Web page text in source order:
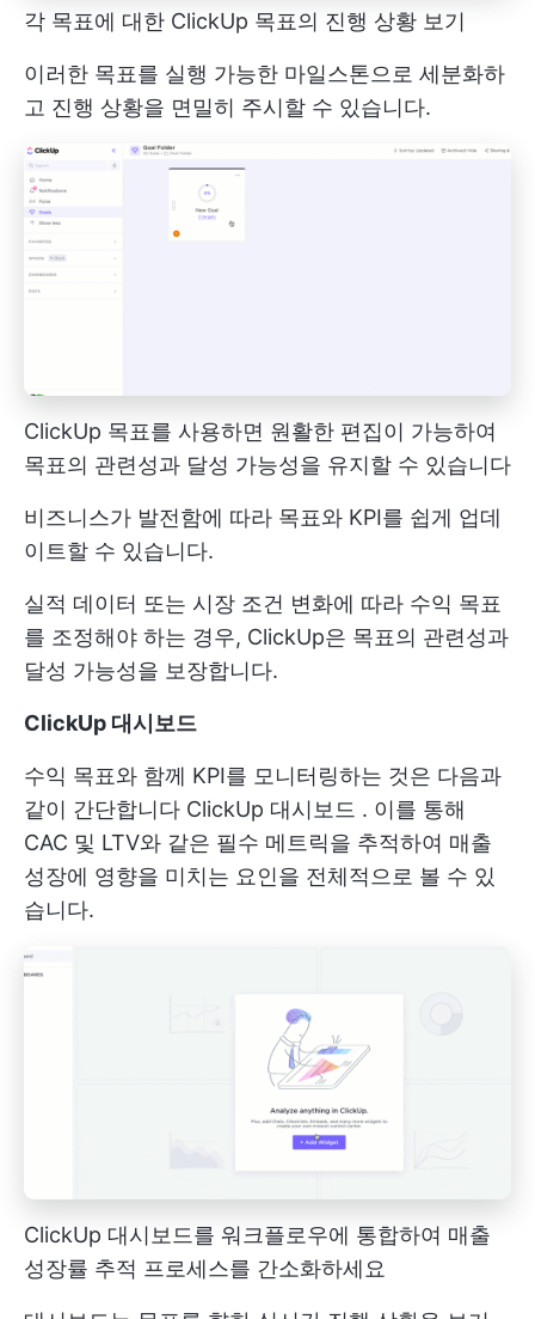
각 목표에 대한 ClickUp 목표의 진행 상황 보기
이러한 목표를 실행 가능한 마일스톤으로 세분화하
고 진행 상황을 면밀히 주시할 수 있습니다.
ClickUp 목표를 사용하면 원활한 편집이 가능하여
목표의 관련성과 달성 가능성을 유지할 수 있습니다
비즈니스가 발전함에 따라 목표와 KPI를 쉽게 업데
이트할 수 있습니다.
실적 데이터 또는 시장 조건 변화에 따라 수익 목표
를 조정해야 하는 경우, ClickUp은 목표의 관련성과
달성 가능성을 보장합니다.
ClickUp 대시보드
수익 목표와 함께 KPI를 모니터링하는 것은 다음과
같이 간단합니다 ClickUp 대시보드 . 이를 통해
CAC 및 LTV와 같은 필수 메트릭을 추적하여 매출
성장에 영향을 미치는 요인을 전체적으로 볼 수 있
습니다.
ClickUp 대시보드를 워크플로우에 통합하여 매출
성장률 추적 프로세스를 간소화하세요